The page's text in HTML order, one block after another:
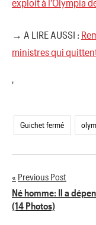
→ A LIRE AUSSI :
ministres qui
'
Guichet fermé
Navigation
de
Previous Post
Né homme: Il a
(14 Photos)